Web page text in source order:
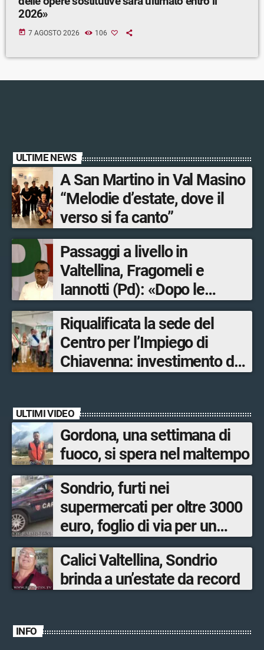
2026»
today 7 AGOSTO 2026 106
ULTIME NEWS
A San Martino in Val Masino
“Melodie d’estate, dove il
verso si fa canto”
Passaggi a livello in
Valtellina, Fragomeli e
Iannotti (Pd): «Dopo le
Olimpiadi solo un terzo delle
opere sostitutive sarà
ultimato entro il 2026»
Riqualificata la sede del
Centro per l’Impiego di
Chiavenna: investimento da
ULTIMI VIDEO
Gordona, una settimana di
fuoco, si spera nel maltempo
Sondrio, furti nei
supermercati per oltre 3000
euro, foglio di via per un
ventinovenne
Calici Valtellina, Sondrio
brinda a un’estate da record
INFO